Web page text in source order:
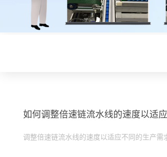
如何调整倍速链流水线的速度以适
调整倍速链流水线的速度以适应不同的生产